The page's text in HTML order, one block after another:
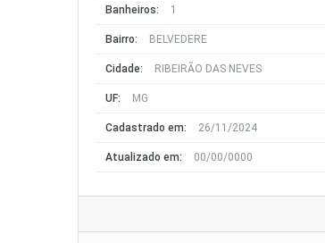
Banheiros: 1
Bairro: BELVEDERE
Cidade: RIBEIRÃO DAS NEVES
UF: MG
Cadastrado em: 26/11/2024
Atualizado em: 00/00/0000